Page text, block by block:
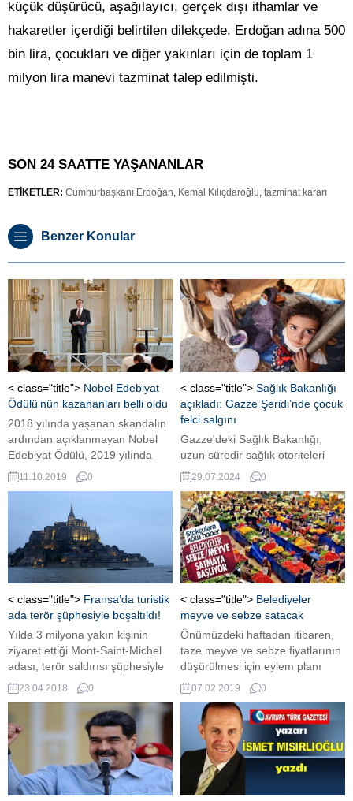
küçük düşürücü, aşağılayıcı, gerçek dışı ithamlar ve
hakaretler içerdiği belirtilen dilekçede, Erdoğan adına 500
bin lira, çocukları ve diğer yakınları için de toplam 1
milyon lira manevi tazminat talep edilmişti.
SON 24 SAATTE YAŞANANLAR
ETİKETLER: Cumhurbaşkanı Erdoğan, Kemal Kılıçdaroğlu, tazminat kararı
Benzer Konular
< class="title"> Nobel Edebiyat
Ödülü’nün kazananları belli oldu
2018 yılında yaşanan skandalın
ardından açıklanmayan Nobel
Edebiyat Ödülü, 2019 yılında
kazanan yazarla birlikte
açıklandı. KAZANANLAR BELLİ
OLDU 2019 Nobel Ödülü’nün
sahibi Avusturyalı yazar Peter
Hanke ve 2018 Nobel Edebiyat
Ödülü’nün sahibi Polonyalı yazar
Olga Tokarczuk oldu. (Solda
yazar Olga Tokarczuk ve Peter
Hanke) 2020 YILINDA YENİ
KİTABI TİMAŞ’TAN ÇIKACAK
Nobel...
11.10.2019 0
< class="title"> Sağlık Bakanlığı
açıkladı: Gazze Şeridi’nde çocuk
felci salgını
Gazze'deki Sağlık Bakanlığı,
uzun süredir sağlık otoriteleri
tarafından uyarılan çocuk felci
salgının başladığını duyurdu.
29.07.2024 0
< class="title"> Fransa’da turistik
ada terör şüphesiyle boşaltıldı!
Yılda 3 milyona yakın kişinin
ziyaret ettiği Mont-Saint-Michel
adası, terör saldırısı şüphesiyle
tahliye edildi Fransa’nın
sembollerinden, yılda 3
milyondan fazla kişinin ziyaret
ettiği Mont-Saint-Michel
adasının, terör saldırısı
şüphesiyle tamamen boşaltıldığı
açıklandı. Ülkenin kuzeyinde
bulunan turistik Mont-Saint-
23.04.2018 0
< class="title"> Belediyeler
meyve ve sebze satacak
Önümüzdeki haftadan itibaren,
taze meyve ve sebze fiyatlarının
düşürülmesi için eylem planı
devreye girecek.
07.02.2019 0